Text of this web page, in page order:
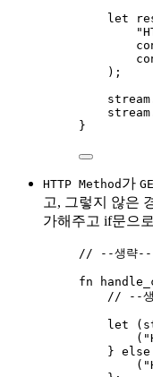
let
"
);
stream
stream
}
HTTP Method 가
고, 그렇지 않은
가해주고 if문으
// --생략--
fn
// --
let (
( "
} else
( "